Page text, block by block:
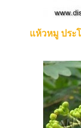
แห้วหมู ประ